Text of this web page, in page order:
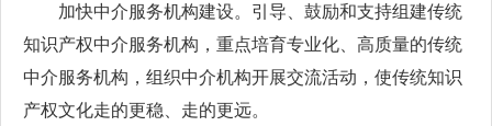
加快中介服务机构建设。引导、鼓励和支持组建传统
知识产权中介服务机构，重点培育专业化、高质量的传统
中介服务机构，组织中介机构开展交流活动，使传统知识
产权文化走的更稳、走的更远。